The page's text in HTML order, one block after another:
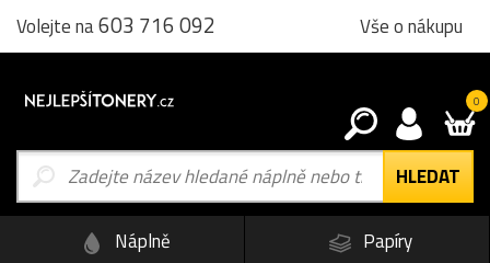
Volejte na603 716 092 Vše o nákupu
0
Náplně
Papíry